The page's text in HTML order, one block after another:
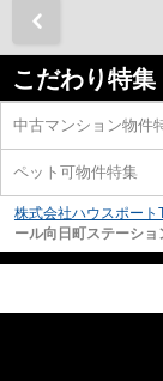
こだわり特集
中古マンション物件
ペット可物件特集
株式会社ハウスポート
ール向日町ステーショ